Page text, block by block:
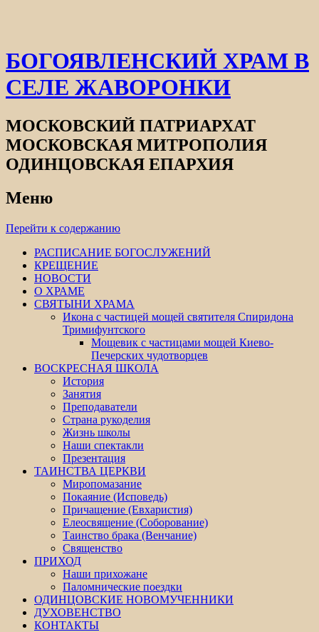
БОГОЯВЛЕНСКИЙ ХРАМ В
СЕЛЕ ЖАВОРОНКИ
МОСКОВСКИЙ ПАТРИАРХАТ
МОСКОВСКАЯ МИТРОПОЛИЯ
ОДИНЦОВСКАЯ ЕПАРХИЯ
Меню
Перейти к содержанию
РАСПИСАНИЕ БОГОСЛУЖЕНИЙ
КРЕЩЕНИЕ
НОВОСТИ
О ХРАМЕ
СВЯТЫНИ ХРАМА
Икона с частицей мощей святителя Спиридона
Тримифунтского
Мощевик с частицами мощей Киево-
Печерских чудотворцев
ВОСКРЕСНАЯ ШКОЛА
История
Занятия
Преподаватели
Страна рукоделия
Жизнь школы
Наши спектакли
Презентация
ТАИНСТВА ЦЕРКВИ
Миропомазание
Покаяние (Исповедь)
Причащение (Евхаристия)
Елеосвящение (Соборование)
Таинство брака (Венчание)
Священство
ПРИХОД
Наши прихожане
Паломнические поездки
ОДИНЦОВСКИЕ НОВОМУЧЕННИКИ
ДУХОВЕНСТВО
КОНТАКТЫ